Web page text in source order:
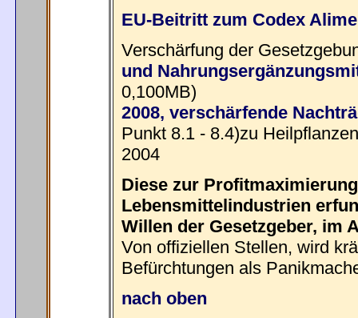
EU-Beitritt zum Codex
Verschärfung der
und
0,100MB)
2008, verschärfende
Punkt 8.1 - 8.4)zu
2004
Diese zur
Lebensmittelindustrien
Willen der Gesetzgeber, im
Von offiziellen Stellen, wird
Befürchtungen als
nach oben